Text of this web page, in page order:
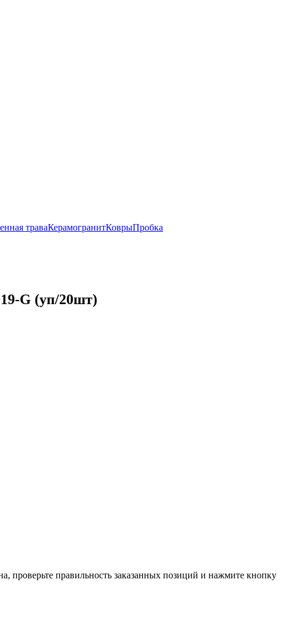
траваКерамогранитКоврыПробка
G (уп/20шт)
проверьте правильность заказанных позиций и нажмите кнопку